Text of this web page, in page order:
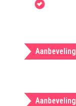
Aanbeveling
Aanbeveling